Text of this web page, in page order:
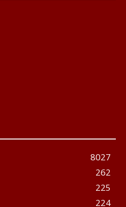
8027
262
225
224